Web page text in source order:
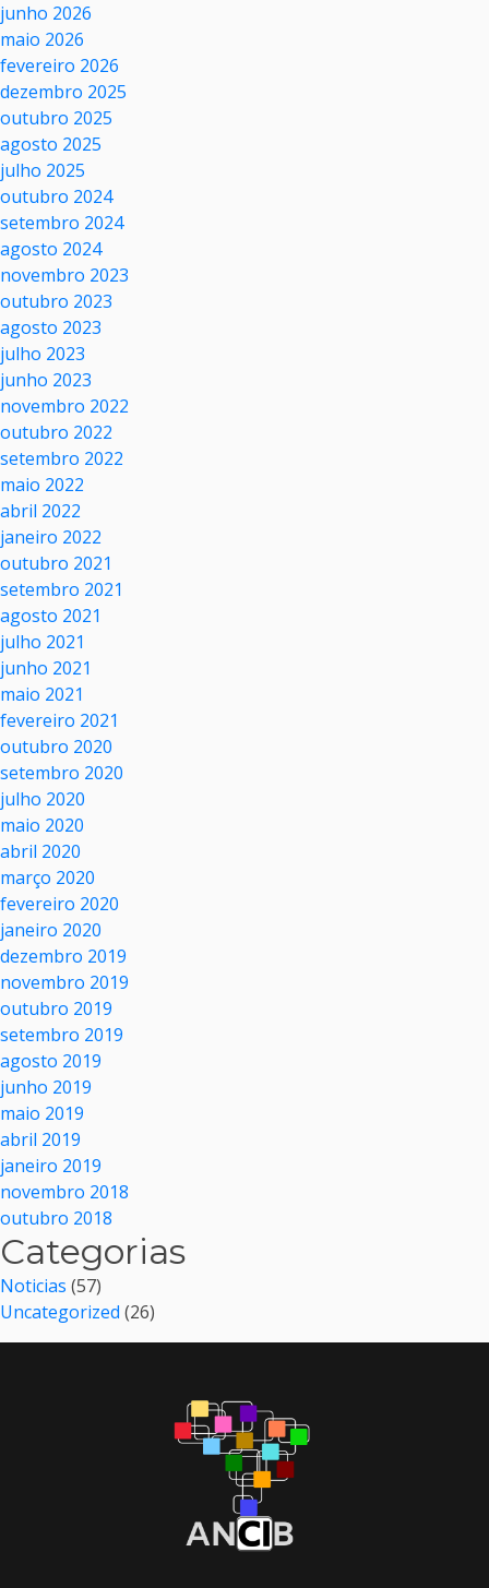
junho 2026
maio 2026
fevereiro 2026
dezembro 2025
outubro 2025
agosto 2025
julho 2025
outubro 2024
setembro 2024
agosto 2024
novembro 2023
outubro 2023
agosto 2023
julho 2023
junho 2023
novembro 2022
outubro 2022
setembro 2022
maio 2022
abril 2022
janeiro 2022
outubro 2021
setembro 2021
agosto 2021
julho 2021
junho 2021
maio 2021
fevereiro 2021
outubro 2020
setembro 2020
julho 2020
maio 2020
abril 2020
março 2020
fevereiro 2020
janeiro 2020
dezembro 2019
novembro 2019
outubro 2019
setembro 2019
agosto 2019
junho 2019
maio 2019
abril 2019
janeiro 2019
novembro 2018
outubro 2018
Categorias
Noticias (57)
Uncategorized (26)